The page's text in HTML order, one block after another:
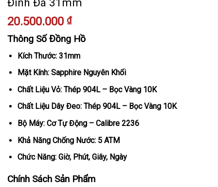
20.500.000 ₫
Thông Số Đồng Hồ
Kích Thước: 31mm
Mặt Kính: Sapphire Nguyên Khối
Chất Liệu Vỏ: Thép 904L – Bọc Vàng 10K
Chất Liệu Dây Đeo: Thép 904L – Bọc Vàng 10K
Bộ Máy: Cơ Tự Động – Calibre 2236
Khả Năng Chống Nước: 5 ATM
Chức Năng: Giờ, Phút, Giây, Ngày
Chính Sách Sản Phẩm